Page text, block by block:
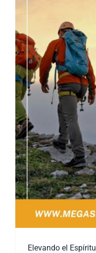
Elevando el Espíritu